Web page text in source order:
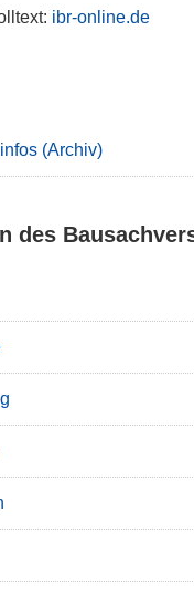
ibr-online.de
(Archiv)
des